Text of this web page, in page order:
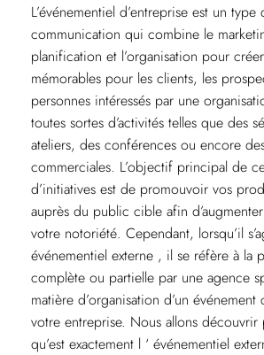
L’événementiel d’entreprise est un type
communication qui combine le
planification et l’organisation pour
mémorables pour les clients, les
personnes intéressés par une
toutes sortes d’activités telles que des
ateliers, des conférences ou encore
commerciales. L’objectif principal de
d’initiatives est de promouvoir vos
auprès du public cible afin
votre notoriété. Cependant, lorsqu’il
événementiel externe , il se réfère à la
complète ou partielle par une agence
matière d’organisation d’un
votre entreprise. Nous allons découvrir
qu’est exactement l ‘ événementiel